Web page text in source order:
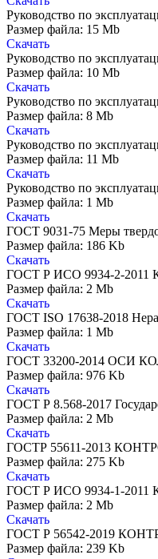
Руководство по
Размер файла: 15 Mb
Скачать
Руководство по
Размер файла: 10 Mb
Скачать
Руководство по
Размер файла: 8 Mb
Скачать
Руководство по
Размер файла: 11 Mb
Скачать
Руководство по
Размер файла: 1 Mb
Скачать
ГОСТ 9031-75 Меры
Размер файла: 186 Kb
Скачать
ГОСТ Р ИСО 9934-2-2011
Размер файла: 2 Mb
Скачать
ГОСТ ISO 17638-2018
Размер файла: 1 Mb
Скачать
ГОСТ 33200-2014 ОСИ
Размер файла: 976 Kb
Скачать
ГОСТ Р 8.568-2017
Размер файла: 2 Mb
Скачать
ГОСТР 55611-2013
Размер файла: 275 Kb
Скачать
ГОСТ Р ИСО 9934-1-2011
Размер файла: 2 Mb
Скачать
ГОСТ Р 56542-2019
Размер файла: 239 Kb